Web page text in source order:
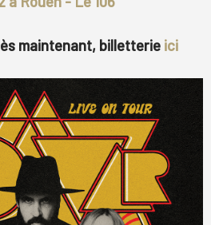
maintenant, billetterie ici